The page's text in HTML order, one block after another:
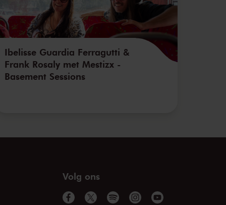
Ibelisse Guardia Ferragutti &
Frank Rosaly met Mestizx -
Basement Sessions
Volg ons